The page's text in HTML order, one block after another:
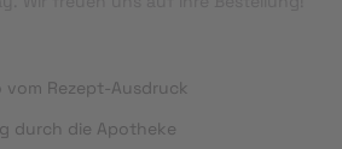
vom Rezept-Ausdruck
durch die Apotheke